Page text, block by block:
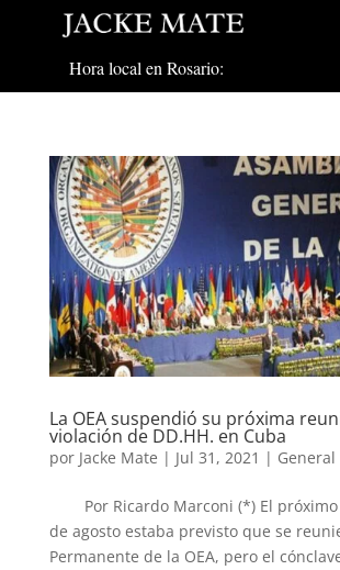
Hora local en Rosario:
La OEA suspendió su próxima
violación de DD.HH. en Cuba
por Jacke Mate | Jul 31, 2021 | General
Por Ricardo Marconi (*) El próximo
de agosto estaba previsto que se
Permanente de la OEA, pero el